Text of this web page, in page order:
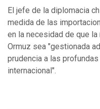
El jefe de la diplomacia
medida de las
en la necesidad de que
Ormuz sea "gestionada
prudencia a las
internacional".